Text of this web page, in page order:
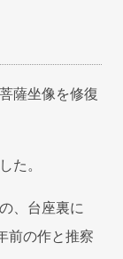
薩坐像を修復
た。
、台座裏に
前の作と推察